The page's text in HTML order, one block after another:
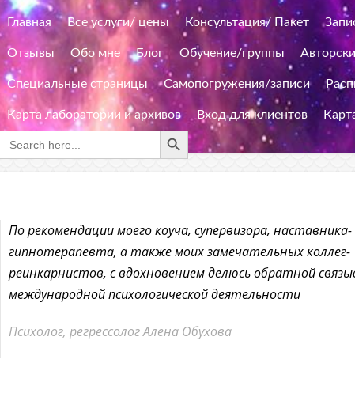
Главная Все услуги/ цены Консультация/ Пакет
Отзывы Обо мне Блог Обучение/группы
Специальные страницы Самопогружения/записи
Карта лаборатории и архивов Вход для клиентов
for:
Search Button
По рекомендации моего коуча, супервизора, наставника-
гипнотерапевта, а также моих замечательных коллег-
реинкарнистов, с вдохновением делюсь обратной
международной психологической деятельности
Психолог, регрессолог Алена Обухова